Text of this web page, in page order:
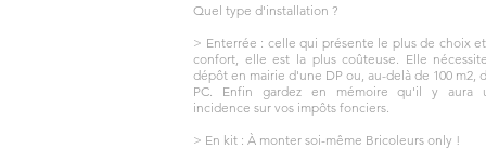
Quel type d'installation ?
> Enterrée : celle qui présente le plus de choix
confort, elle est la plus coûteuse. Elle
dépôt en mairie d'une DP ou, au-delà de 100 m2,
PC. Enfin gardez en mémoire qu'il y aura
incidence sur vos impôts fonciers.
> En kit : À monter soi-même Bricoleurs only !